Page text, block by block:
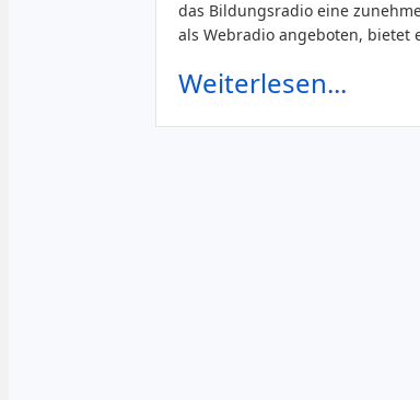
das Bildungsradio eine
als Webradio angeboten,
Weiterlesen...